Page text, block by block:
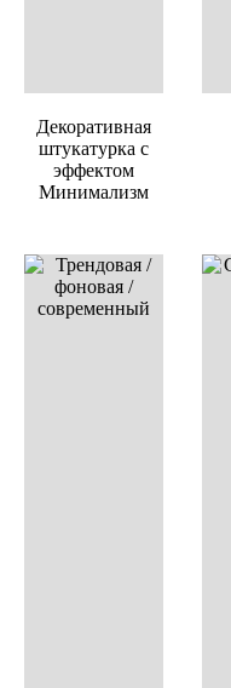
Декоративная
штукатурка с
эффектом
Минимализм